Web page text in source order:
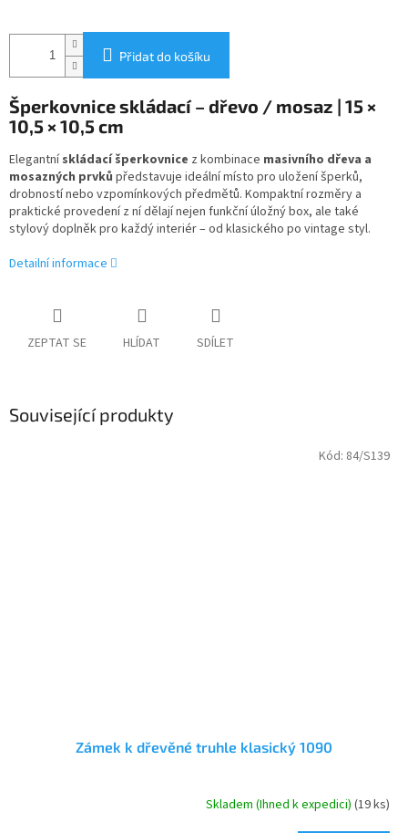
Přidat do košíku
Šperkovnice skládací – dřevo / mosaz | 15 ×
10,5 × 10,5 cm
Elegantnískládací šperkovnice z kombinace masivního dřeva a
mosazných prvků představuje ideální místo pro uložení šperků,
drobností nebo vzpomínkových předmětů. Kompaktní rozměry a
praktické provedení z ní dělají nejen funkční úložný box, ale také
stylový doplněk pro každý interiér – od klasického po vintage styl.
Detailní informace
ZEPTAT SE HLÍDAT SDÍLET
Související produkty
Zámek k dřevěné truhle klasický 1090
Skladem (Ihned k expedici)(19 ks)
Kód: 84/S139